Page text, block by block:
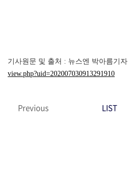
기사원문 및 출처 : 뉴스엔 박아름기자
view.php?uid=202007030913291910
Previous LIST